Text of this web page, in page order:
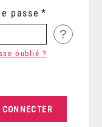
passe
?
oublié ?